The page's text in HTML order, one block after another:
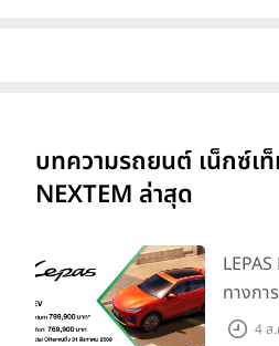
บทความรถยนต์ เน็กซ์เ
NEXTEM ล่าสุด
ทางกา
วิสัยทัศ
4 ส